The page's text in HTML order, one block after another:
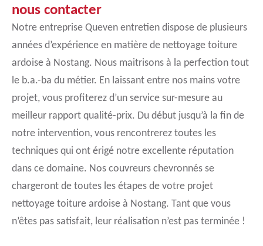
nous contacter
Notre entreprise Queven entretien dispose de plusieurs
années d’expérience en matière de nettoyage toiture
ardoise à Nostang. Nous maitrisons à la perfection tout
le b.a.-ba du métier. En laissant entre nos mains votre
projet, vous profiterez d’un service sur-mesure au
meilleur rapport qualité-prix. Du début jusqu’à la fin de
notre intervention, vous rencontrerez toutes les
techniques qui ont érigé notre excellente réputation
dans ce domaine. Nos couvreurs chevronnés se
chargeront de toutes les étapes de votre projet
nettoyage toiture ardoise à Nostang. Tant que vous
n’êtes pas satisfait, leur réalisation n’est pas terminée !